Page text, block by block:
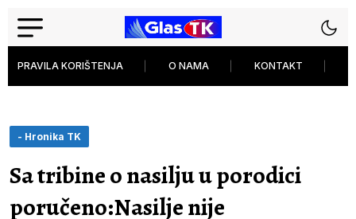
PRAVILA KORIŠTENJA O NAMA KONTAKT
- Hronika TK
Sa tribine o nasilju u porodici
poručeno:Nasilje nije